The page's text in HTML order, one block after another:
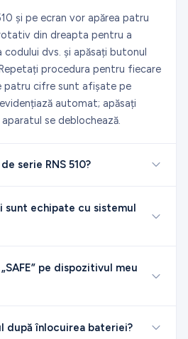
și pe ecran vor apărea patru
din dreapta pentru a
codului dvs. și apăsați butonul
procedura pentru fiecare
patru cifre sunt afișate pe
automat; apăsați
se deblochează.
serie RNS 510?
sunt echipate cu sistemul
pe dispozitivul meu
după înlocuirea bateriei?